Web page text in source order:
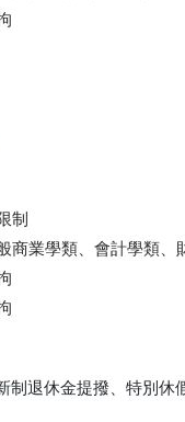
制
商業學類、會計學類、
制退休金提撥、特別休